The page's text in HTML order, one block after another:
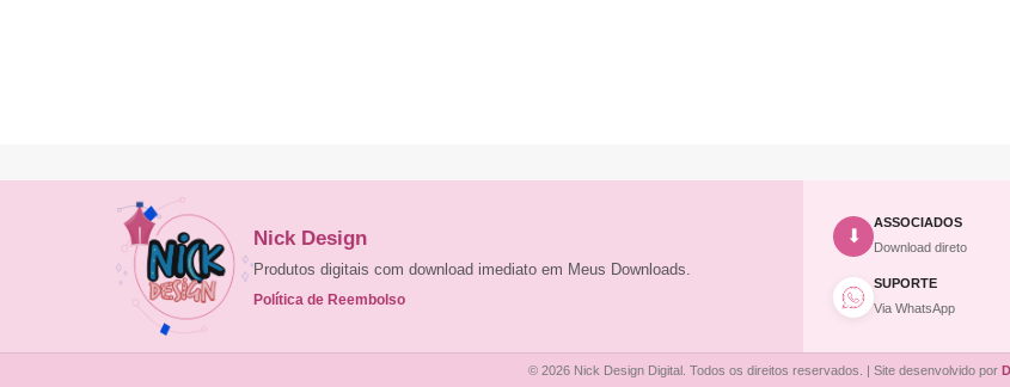
Nick Design
Produtos digitais com download imediato em Meus Downloads.
Política de Reembolso
⬇
ASSOCIADOS
Download direto
SUPORTE
Via WhatsApp
© 2026 Nick Design Digital. Todos os direitos reservados. | Site desenvolvido por